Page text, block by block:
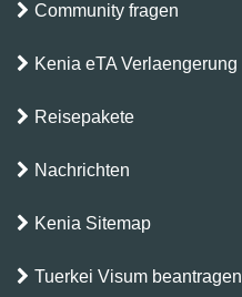
Community fragen
Kenia eTA Verlaengerung
Reisepakete
Nachrichten
Kenia Sitemap
Tuerkei Visum beantragen